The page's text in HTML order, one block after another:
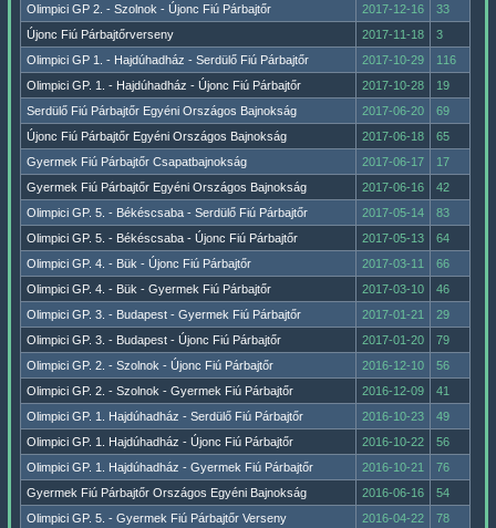
Olimpici GP 2. - Szolnok - Újonc Fiú Párbajtőr
2017-12-16
33
Újonc Fiú Párbajtőrverseny
2017-11-18
3
Olimpici GP 1. - Hajdúhadház - Serdülő Fiú Párbajtőr
2017-10-29
116
Olimpici GP. 1. - Hajdúhadház - Újonc Fiú Párbajtőr
2017-10-28
19
Serdülő Fiú Párbajtőr Egyéni Országos Bajnokság
2017-06-20
69
Újonc Fiú Párbajtőr Egyéni Országos Bajnokság
2017-06-18
65
Gyermek Fiú Párbajtőr Csapatbajnokság
2017-06-17
17
Gyermek Fiú Párbajtőr Egyéni Országos Bajnokság
2017-06-16
42
Olimpici GP. 5. - Békéscsaba - Serdülő Fiú Párbajtőr
2017-05-14
83
Olimpici GP. 5. - Békéscsaba - Újonc Fiú Párbajtőr
2017-05-13
64
Olimpici GP. 4. - Bük - Újonc Fiú Párbajtőr
2017-03-11
66
Olimpici GP. 4. - Bük - Gyermek Fiú Párbajtőr
2017-03-10
46
Olimpici GP. 3. - Budapest - Gyermek Fiú Párbajtőr
2017-01-21
29
Olimpici GP. 3. - Budapest - Újonc Fiú Párbajtőr
2017-01-20
79
Olimpici GP. 2. - Szolnok - Újonc Fiú Párbajtőr
2016-12-10
56
Olimpici GP. 2. - Szolnok - Gyermek Fiú Párbajtőr
2016-12-09
41
Olimpici GP. 1. Hajdúhadház - Serdülő Fiú Párbajtőr
2016-10-23
49
Olimpici GP. 1. Hajdúhadház - Újonc Fiú Párbajtőr
2016-10-22
56
Olimpici GP. 1. Hajdúhadház - Gyermek Fiú Párbajtőr
2016-10-21
76
Gyermek Fiú Párbajtőr Országos Egyéni Bajnokság
2016-06-16
54
Olimpici GP. 5. - Gyermek Fiú Párbajtőr Verseny
2016-04-22 78